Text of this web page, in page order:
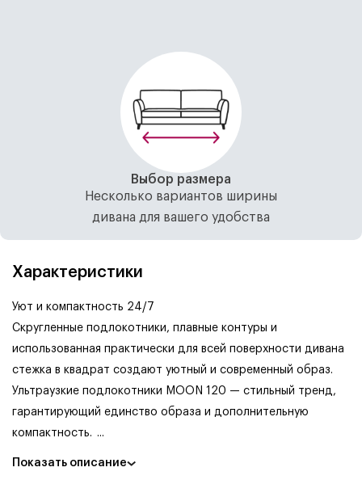
Выбор размера
Несколько вариантов ширины
дивана для вашего удобства
Характеристики
Уют и компактность 24/7
Скругленные подлокотники, плавные контуры и
использованная практически для всей поверхности дивана
стежка в квадрат создают уютный и современный образ.
Ультраузкие подлокотники MOON 120 — стильный тренд,
гарантирующий единство образа и дополнительную
компактность. ...
Показать описание